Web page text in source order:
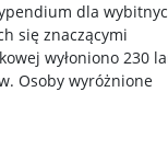
dla
się znaczącymi
wyłoniono 230
Osoby wyróżnione